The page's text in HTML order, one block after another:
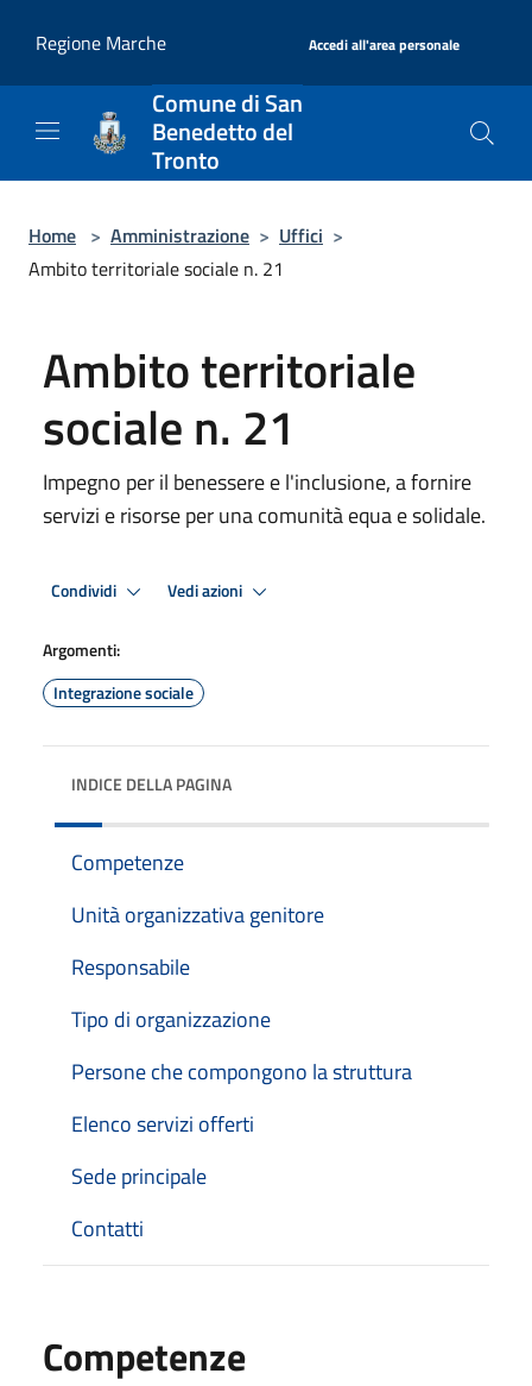
Regione Marche
Accedi all'area personale
Comune di San
Benedetto del
Tronto
Home > Amministrazione > Uffici >
Ambito territoriale sociale n. 21
Ambito territoriale
sociale n. 21
Impegno per il benessere e l'inclusione, a fornire
servizi e risorse per una comunità equa e solidale.
Condividi Vedi azioni
Argomenti:
Integrazione sociale
INDICE DELLA PAGINA
Competenze
Unità organizzativa genitore
Responsabile
Tipo di organizzazione
Persone che compongono la struttura
Elenco servizi offerti
Sede principale
Contatti
Competenze